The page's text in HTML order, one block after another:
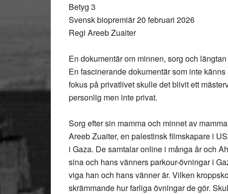
Betyg 3
Svensk biopremiär 20 februari 2026
Regi Areeb Zuaiter
En dokumentär om minnen, sorg och
En fascinerande dokumentär som inte
fokus på privatlivet skulle det blivit ett
personlig men inte privat.
Sorg efter sin mamma och minnet av
Areeb Zuaiter, en palestinsk filmskapare i
i Gaza. De samtalar online i många år och
sina och hans vänners parkour-övningar i
viga han och hans vänner är. Vilken
skrämmande hur farliga övningar de gör.